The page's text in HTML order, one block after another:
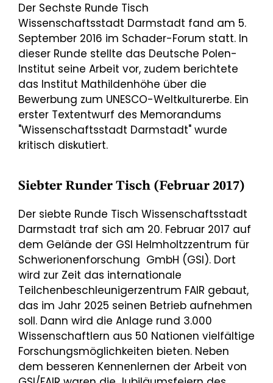
Der Sechste Runde Tisch
Wissenschaftsstadt Darmstadt fand am 5.
September 2016 im Schader-Forum statt. In
dieser Runde stellte das Deutsche Polen-
Institut seine Arbeit vor, zudem berichtete
das Institut Mathildenhöhe über die
Bewerbung zum UNESCO-Weltkulturerbe. Ein
erster Textentwurf des Memorandums
"Wissenschaftsstadt Darmstadt" wurde
kritisch diskutiert.
Siebter Runder Tisch (Februar 2017)
Der siebte Runde Tisch Wissenschaftsstadt
Darmstadt traf sich am 20. Februar 2017 auf
dem Gelände der GSI Helmholtzzentrum für
Schwerionenforschung GmbH (GSI). Dort
wird zur Zeit das internationale
Teilchenbeschleunigerzentrum FAIR gebaut,
das im Jahr 2025 seinen Betrieb aufnehmen
soll. Dann wird die Anlage rund 3.000
Wissenschaftlern aus 50 Nationen vielfältige
Forschungsmöglichkeiten bieten. Neben
dem besseren Kennenlernen der Arbeit von